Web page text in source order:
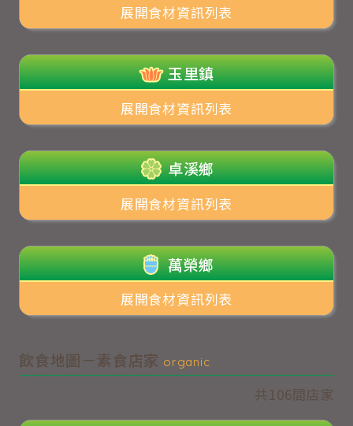
展開食材資訊列表
玉里鎮
展開食材資訊列表
卓溪鄉
展開食材資訊列表
萬榮鄉
展開食材資訊列表
飲食地圖－素食店家 organic
共106間店家